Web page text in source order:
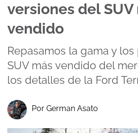
versiones del SUV
vendido
Repasamos la gama y
SUV más vendido del
los detalles de la Ford
Por German Asato